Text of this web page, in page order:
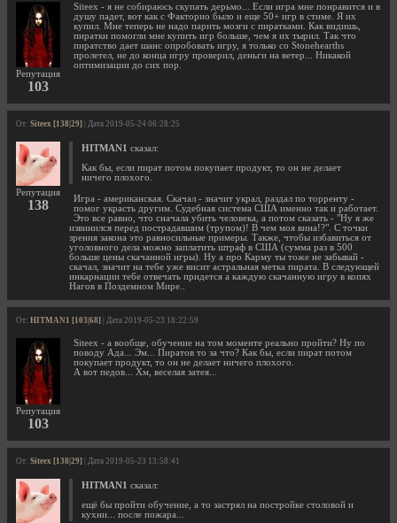
Репутация
103
Siteex - я не собираюсь скупать дерьмо... Если игра мне понравится и в
душу падет, вот как с Факторио было и еще 50+ игр в стиме. Я их
купил. Мне теперь не надо парить мозги с пиратками. Как видишь,
пиратки помогли мне купить игр больше, чем я их тырил. Так что
пиратство дает шанс опробовать игру, я только со Stonehearths
пролетел, не до конца игру проверил, деньги на ветер... Никакой
оптимизации до сих пор.
От: Siteex [138|29] | Дата 2019-05-24 06:28:25
Репутация
138
HITMAN1 сказал:
Как бы, если пират потом покупает продукт, то он не делает
ничего плохого.
Игра - американская. Скачал - значит украл, раздал по торренту -
помог украсть другим. Судебная система США именно так и работает.
Это все равно, что сначала убить человека, а потом сказать - "Ну я же
извинился перед пострадавшим (трупом)! В чем моя вина!?". С точки
зрения закона это равносильные примеры. Также, чтобы избавиться от
уголовного дела можно заплатить штраф в США (сумма раз в 500
больше цены скачанной игры). Ну а про Карму ты тоже не забывай -
скачал, значит на тебе уже висит астральная метка пирата. В следующей
инкарнации тебе отвечать придется а каждую скачанную игру в копях
Нагов в Поздемном Мире..
От: HITMAN1 [103|68] | Дата 2019-05-23 18:22:59
Репутация
103
Siteex - а вообще, обучение на том моменте реально пройти? Ну по
поводу Ада... Эм... Пиратов то за что? Как бы, если пират потом
покупает продукт, то он не делает ничего плохого.
А вот педов... Хм, веселая затея...
От: Siteex [138|29] | Дата 2019-05-23 13:58:41
HITMAN1 сказал:
ещё бы пройти обучение, а то застрял на постройке столовой и
кухни... после пожара...